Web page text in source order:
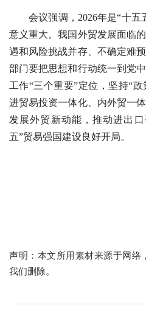
会议强调，2026年是“十
意义重大。我国外贸发展面临
遇和风险挑战并存、不确定难
部门要把思想和行动统一到党
工作“三个重要”定位，坚持“
进贸易投资一体化、内外贸一
发展外贸新动能，推动进出
五”贸易强国建设良好开局。
声明：本文所用素材来源于网络
我们删除。